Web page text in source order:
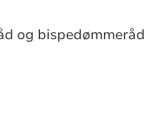
og bispedømmeråd